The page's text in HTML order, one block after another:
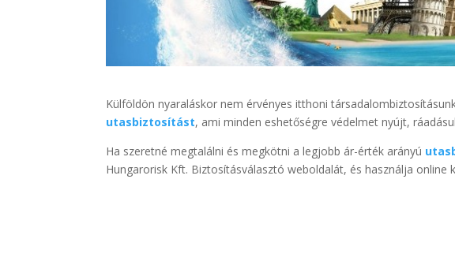
Külföldön nyaraláskor nem érvényes itthoni
utasbiztosítást, ami minden eshetőségre védelmet nyújt,
Ha szeretné megtalálni és megkötni a legjobb ár-érték arányú
Hungarorisk Kft. Biztosításválasztó weboldalát, és használja online